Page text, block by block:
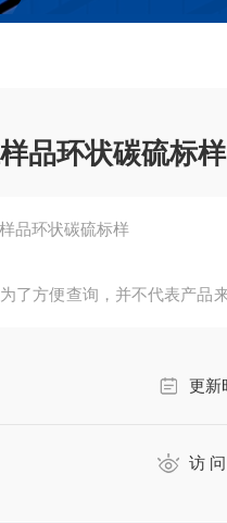
品环状碳硫标样
品环状碳硫标样
了方便查询，并不代表产品
更新
访 问